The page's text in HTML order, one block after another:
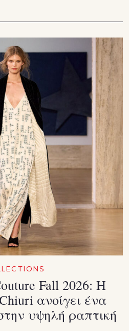
Fall 2026: Η
ανοίγει ένα
υψηλή ραπτική